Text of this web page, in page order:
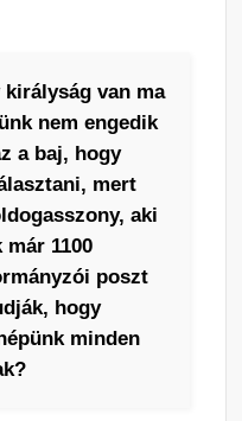
királyság van ma
nem engedik
a baj, hogy
mert
aki
1100
poszt
hogy
minden